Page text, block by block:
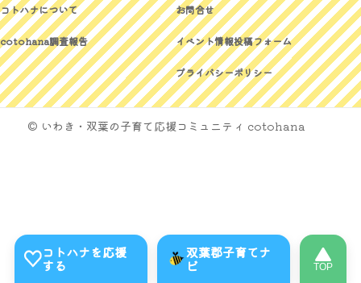
コトハナについて
cotohana調査報告
お問合せ
イベント情報投稿フォーム
プライバシーポリシー
© いわき・双葉の子育て応援コミュニティ cotohana
コトハナを応援
する
双葉郡子育てナ
ビ TOP